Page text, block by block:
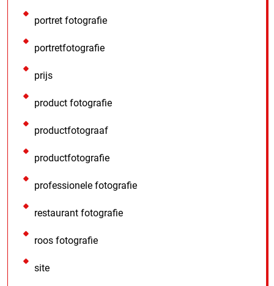
portret fotografie
portretfotografie
prijs
product fotografie
productfotograaf
productfotografie
professionele fotografie
restaurant fotografie
roos fotografie
site